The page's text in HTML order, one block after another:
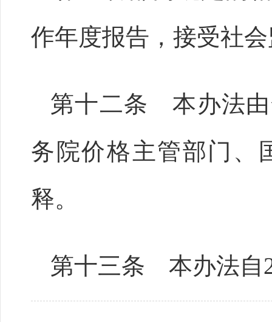
作年度报告，接受社
第十二条 本办法由
务院价格主管部门、
释。
第十三条 本办法自